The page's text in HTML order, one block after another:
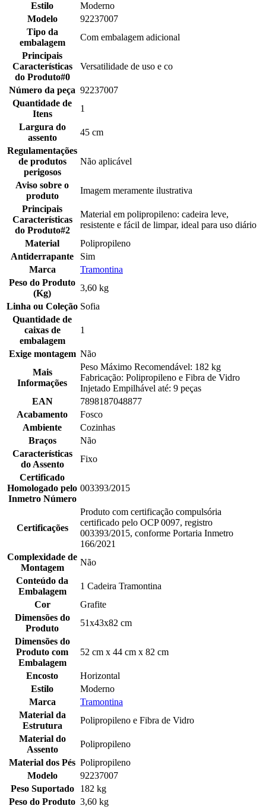
Estilo
Moderno
Modelo
92237007
Tipo da
embalagem
Com embalagem adicional
Principais
Características
do Produto#0
Versatilidade de uso e co
Número da peça 92237007
Quantidade de
Itens
1
Largura do
assento
45 cm
Regulamentações
de produtos
perigosos
Não aplicável
Aviso sobre o
produto
Imagem meramente ilustrativa
Principais
Características
do Produto#2
Material em polipropileno: cadeira leve,
resistente e fácil de limpar, ideal para uso diário
Material
Polipropileno
Antiderrapante
Sim
Marca
Tramontina
Peso do Produto
(Kg)
3,60 kg
Linha ou Coleção Sofia
Quantidade de
caixas de
embalagem
1
Exige montagem Não
Mais
Informações
Peso Máximo Recomendável: 182 kg
Fabricação: Polipropileno e Fibra de Vidro
Injetado Empilhável até: 9 peças
EAN
7898187048877
Acabamento
Fosco
Ambiente
Cozinhas
Braços
Não
Características
do Assento
Fixo
Certificado
Homologado pelo
Inmetro Número
003393/2015
Certificações
Produto com certificação compulsória
certificado pelo OCP 0097, registro
003393/2015, conforme Portaria Inmetro
166/2021
Complexidade de
Montagem
Não
Conteúdo da
Embalagem
1 Cadeira Tramontina
Cor
Grafite
Dimensões do
Produto
51x43x82 cm
Dimensões do
Produto com
Embalagem
52 cm x 44 cm x 82 cm
Encosto
Horizontal
Estilo
Moderno
Marca
Tramontina
Material da
Estrutura
Polipropileno e Fibra de Vidro
Material do
Assento
Polipropileno
Material dos Pés Polipropileno
Modelo
92237007
Peso Suportado
182 kg
Peso do Produto 3,60 kg